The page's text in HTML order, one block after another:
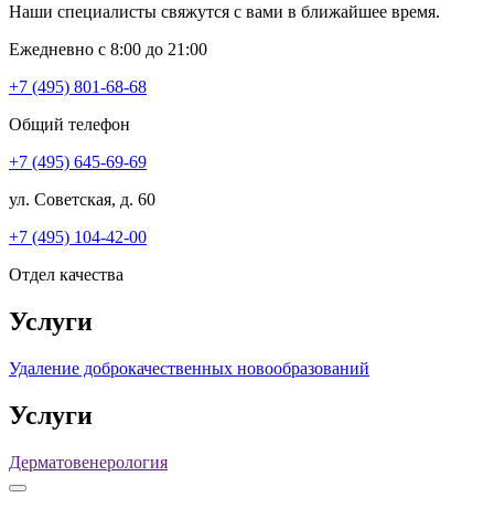
Наши специалисты свяжутся с вами в ближайшее время.
Ежедневно с 8:00 до 21:00
+7 (495) 801-68-68
Общий телефон
+7 (495) 645-69-69
ул. Советская, д. 60
+7 (495) 104-42-00
Отдел качества
Услуги
Удаление доброкачественных новообразований
Услуги
Дерматовенерология